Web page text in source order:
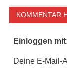
KOMMENTAR
Einloggen mit:
Deine E-Mail-